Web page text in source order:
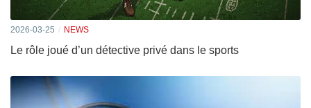
2026-03-25 NEWS
Le rôle joué d’un détective privé dans le sports